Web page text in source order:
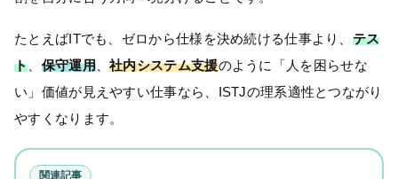
たとえばITでも、ゼロから仕様を決め続ける仕事より、 テス
ト、 保守運用、社内システム支援のように「人を困らせな
い」価値が見えやすい仕事なら、ISTJの理系適性とつながり
やすくなります。
関連記事